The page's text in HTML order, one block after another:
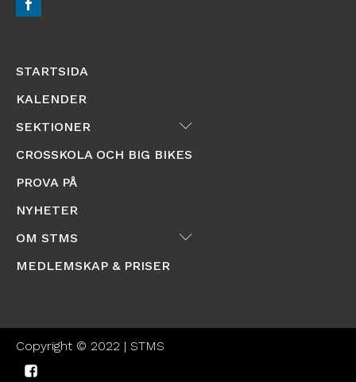
STARTSIDA
KALENDER
SEKTIONER
Submenu
CROSSKOLA OCH BIG BIKES
PROVA PÅ
NYHETER
OM STMS
Submenu
MEDLEMSKAP & PRISER
Copyright © 2022 | STMS